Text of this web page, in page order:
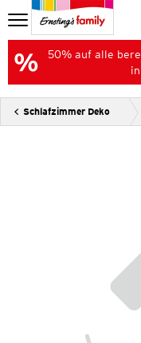
50% auf alle
Schlafzimmer Deko